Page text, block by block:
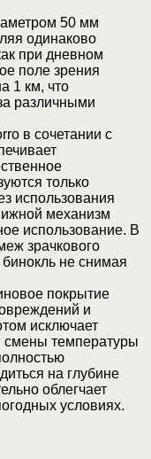
50 мм
одинаково
при дневном
поле зрения
1 км, что
различными
в сочетании с
только
использования
механизм
использование. В
зрачкового
бинокль не снимая
покрытие
и
исключает
смены температуры
на глубине
облегчает
условиях.